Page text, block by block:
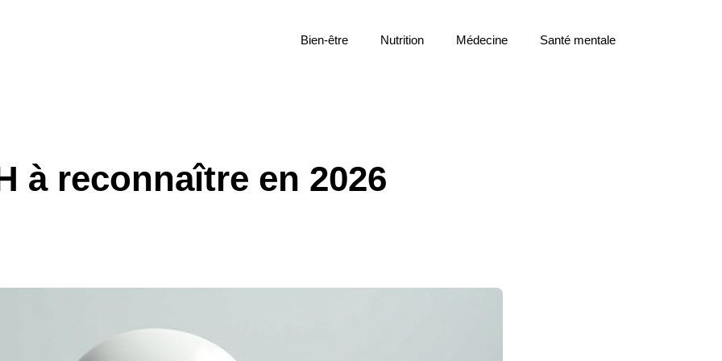
Bien-être Nutrition Médecine Santé mentale
à reconnaître en 2026